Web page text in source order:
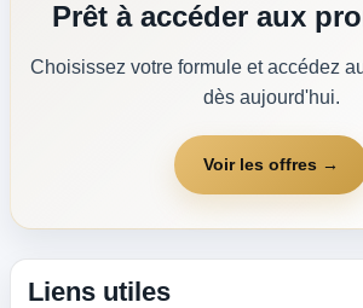
Prêt à accéder aux
Choisissez votre formule et accédez
dès aujourd'hui.
Voir les offres →
Liens utiles